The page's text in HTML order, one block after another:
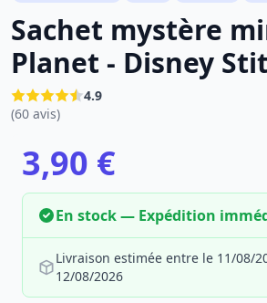
Sachet mystère
Planet - Disney
4.9
(60 avis)
3,90 €
En stock — Expédition
Livraison estimée entre le 11/08/
12/08/2026